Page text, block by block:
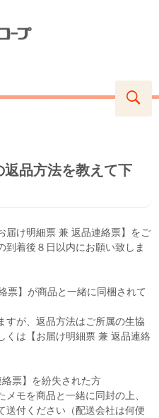
返品方法を教えて下
届け明細票 兼 返品連絡票】をご
到着後８日以内にお願い致しま
票】が商品と一緒に同梱されて
すが、返品方法はご所属の生協
くは【お届け明細票 兼 返品連絡
票】を紛失された方
モを商品と一緒に同封の上、
送付ください（配送会社は何便